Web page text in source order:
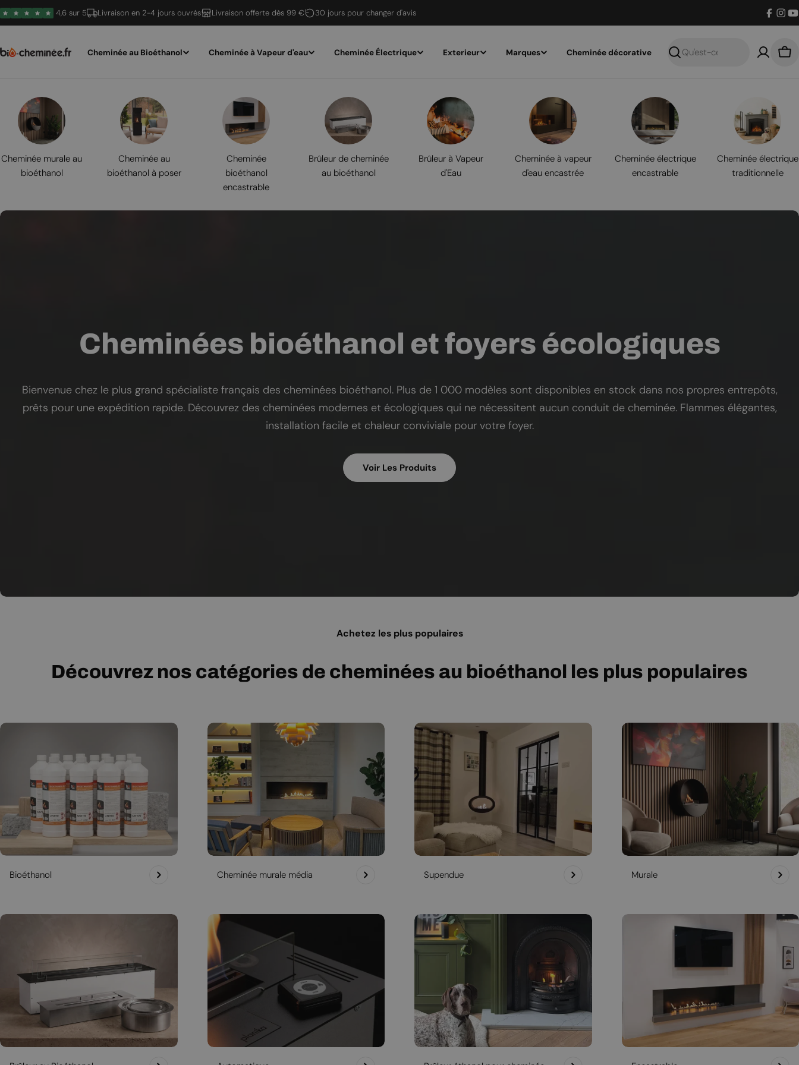
Passer
au
4,6 sur 5 Livraison en 2-4 jours ouvrés Livraison offerte dès 99 € 30 jours pour changer d'avis
Cheminée au Bioéthanol Cheminée à Vapeur d'eau Cheminée Électrique Exterieur Marques Cheminée décorative
Recherche
Cheminée murale au
bioéthanol
Cheminée au
bioéthanol à poser
Cheminée
bioéthanol
encastrable
Brûleur de cheminée
au bioéthanol
Brûleur à Vapeur
d'Eau
Cheminée à vapeur
d'eau encastrée
Cheminée électrique
encastrable
Cheminée électrique
traditionnelle
Cheminées bioéthanol et foyers écologiques
Bienvenue chez le plus grand spécialiste français des cheminées bioéthanol. Plus de 1 000 modèles sont disponibles en stock dans nos propres entrepôts,
prêts pour une expédition rapide. Découvrez des cheminées modernes et écologiques qui ne nécessitent aucun conduit de cheminée. Flammes élégantes,
installation facile et chaleur conviviale pour votre foyer.
Voir Les Produits
Achetez les plus populaires
Découvrez nos catégories de cheminées au bioéthanol les plus populaires
Bioéthanol Cheminée murale média Supendue Murale